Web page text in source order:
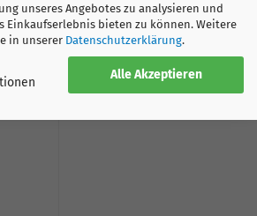
unseres Angebotes zu analysieren und
Einkaufserlebnis bieten zu können. Weitere
in unserer Datenschutzerklärung.
Alle Akzeptieren